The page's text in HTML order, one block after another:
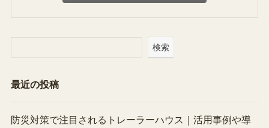
検索
最近の投稿
防災対策で注目されるトレーラーハウス｜活用事例や導